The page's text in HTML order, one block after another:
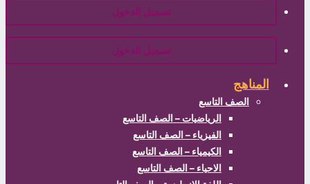
تسجيل الدخول
تسجيل الدخول
المناهج
الصف التاسع
الرياضيات – الصف التاسع
الفيزياء – الصف التاسع
الكيمياء – الصف التاسع
الاحياء – الصف التاسع